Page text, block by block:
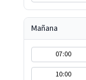
Mañana
07:00
10:00